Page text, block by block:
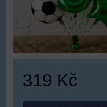
319 Kč